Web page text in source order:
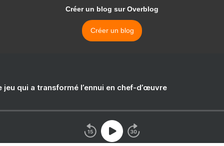
Créer un blog sur Overblog
Créer un blog
jeu qui a transformé l’ennui en chef-d’œuvre